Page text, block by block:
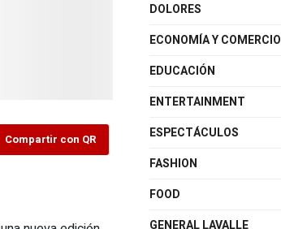
Compartir con QR
DOLORES
ECONOMÍA Y COMERCIO
EDUCACIÓN
ENTERTAINMENT
ESPECTÁCULOS
FASHION
FOOD
GENERAL LAVALLE